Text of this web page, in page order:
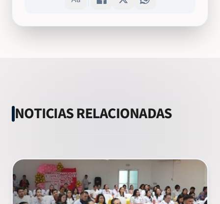
NOTICIAS RELACIONADAS